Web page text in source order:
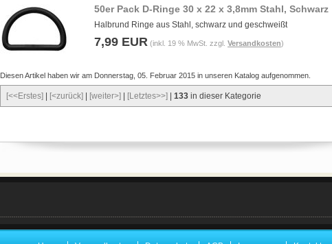
50er Pack D-Ringe 30 x 22 x 3,8mm Stahl, Schwarz
Halbrund Ringe aus Stahl, schwarz und geschweißt
7,99 EUR (inkl. 19 % MwSt. zzgl. Versandkosten)
Diesen Artikel haben wir am Donnerstag, 05. Februar 2015 in unseren Katalog aufgenommen.
[<<Erstes] [<zurück] [weiter>] [Letztes>>] 133 in dieser Kategorie